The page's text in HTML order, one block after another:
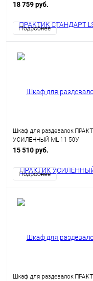
18 759 руб.
Подробнее
Шкаф для раздевалок
УСИЛЕННЫЙ ML 11-50У
(универсальный)
15 510 руб.
Подробнее
Шкаф для раздевалок